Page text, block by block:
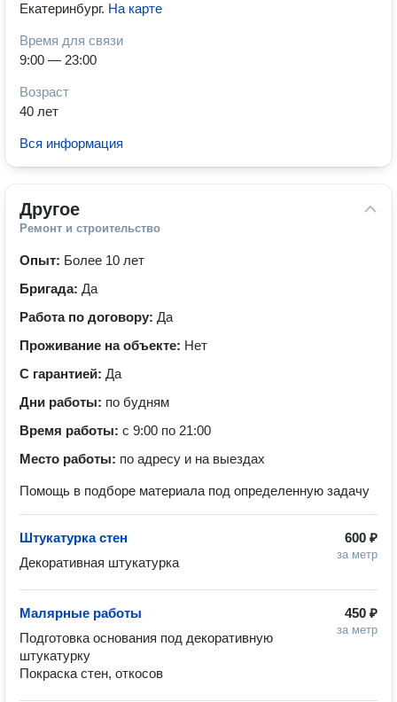
Екатеринбург. На карте
Время для связи
9:00 — 23:00
Возраст
40 лет
Вся информация
Другое
Ремонт и строительство
Опыт: Более 10 лет
Бригада: Да
Работа по договору: Да
Проживание на объекте: Нет
С гарантией: Да
Дни работы: по будням
Время работы: с 9:00 по 21:00
Место работы: по адресу и на выездах
Помощь в подборе материала под определенную задачу
600 ₽
за метр
Штукатурка стен
Декоративная штукатурка
450 ₽
за метр
Малярные работы
Подготовка основания под декоративную
штукатурку
Покраска стен, откосов